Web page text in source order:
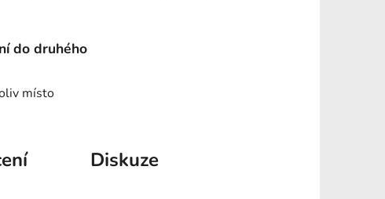
do druhého
místo
Diskuze